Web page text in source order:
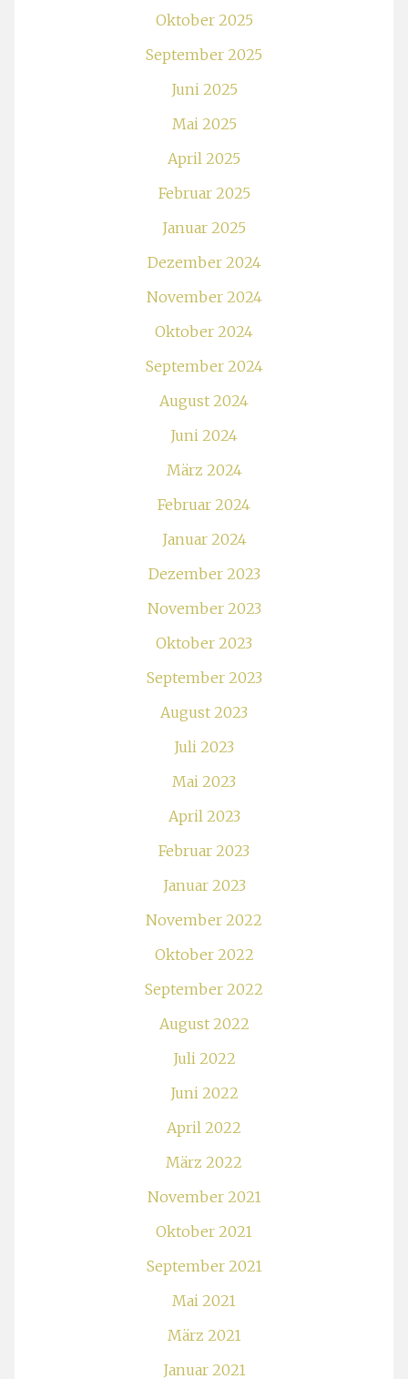
Oktober 2025
September 2025
Juni 2025
Mai 2025
April 2025
Februar 2025
Januar 2025
Dezember 2024
November 2024
Oktober 2024
September 2024
August 2024
Juni 2024
März 2024
Februar 2024
Januar 2024
Dezember 2023
November 2023
Oktober 2023
September 2023
August 2023
Juli 2023
Mai 2023
April 2023
Februar 2023
Januar 2023
November 2022
Oktober 2022
September 2022
August 2022
Juli 2022
Juni 2022
April 2022
März 2022
November 2021
Oktober 2021
September 2021
Mai 2021
März 2021
Januar 2021